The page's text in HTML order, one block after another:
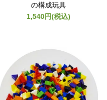
の構成玩具
1,540円(税込)